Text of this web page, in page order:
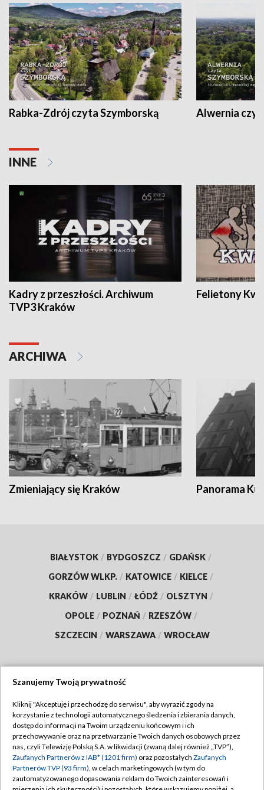
Rabka-Zdrój czyta Szymborską Alwernia
INNE
Kadry z przeszłości. Archiwum
TVP3 Kraków
Felietony
ARCHIWA
Zmieniający się Kraków Panorama
BIAŁYSTOK / BYDGOSZCZ / GDAŃSK /
GORZÓW WLKP. / KATOWICE / KIELCE /
KRAKÓW / LUBLIN / ŁÓDŹ / OLSZTYN /
OPOLE / POZNAŃ / RZESZÓW /
SZCZECIN / WARSZAWA / WROCŁAW
TVP
Abonament TVP
Emisja w TVP
Centrum informacji TVP
Regulamin TVP
Polityka prywatności
Moje zgody
Szanujemy Twoją prywatność
Kliknij "Akceptuję i przechodzę do serwisu", aby wyrazić zgody na
korzystanie z technologii automatycznego śledzenia i zbierania danych,
dostęp do informacji na Twoim urządzeniu końcowym i ich
przechowywanie oraz na przetwarzanie Twoich danych osobowych przez
nas, czyli Telewizję Polską S.A. w likwidacji (zwaną dalej również „TVP”),
Zaufanych Partnerów z IAB* (1201 firm) oraz pozostałych Zaufanych
Partnerów TVP (93 firm), w celach marketingowych (w tym do
zautomatyzowanego dopasowania reklam do Twoich zainteresowań i